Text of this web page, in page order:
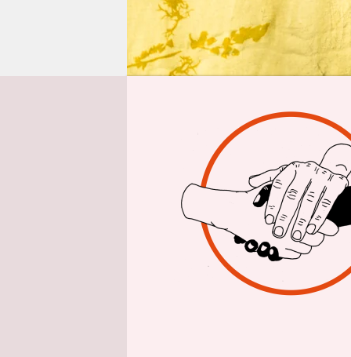
epaper login
Von
In der
und dem
Susanne